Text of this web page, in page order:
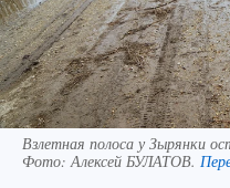
Взлетная полоса у Зырянки
Фото: Алексей БУЛАТОВ.